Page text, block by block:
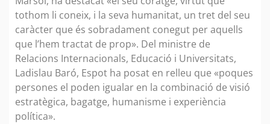
tothom li coneix, i la seva humanitat, un tret del seu
caràcter que és sobradament conegut per aquells
que l’hem tractat de prop». Del ministre de
Relacions Internacionals, Educació i Universitats,
Ladislau Baró, Espot ha posat en relleu que «poques
persones el poden igualar en la combinació de visió
estratègica, bagatge, humanisme i experiència
política».